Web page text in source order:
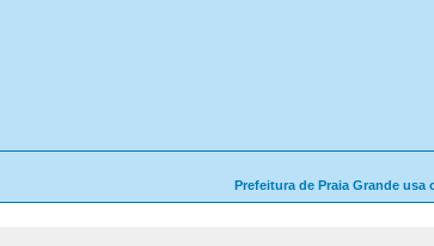
Prefeitura de Praia Grande usa